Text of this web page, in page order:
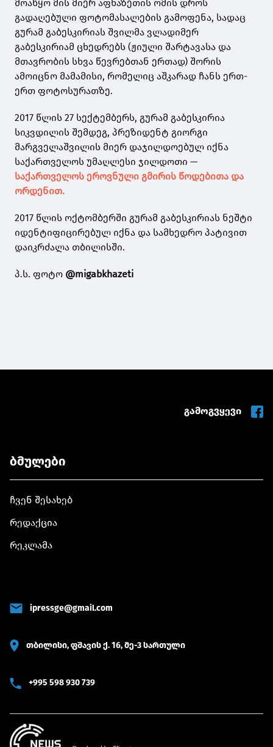
მოაწყო მის მიერ აფხაზეთის ომის დროს
გადაღებული ფოტომასალების გამოფენა, სადაც
გურამ გაბესკირიას შვილმა ვლადიმერ
გაბესკირიამ ცხედრებს (ჟიული შარტავასა და
მთავრობის სხვა წევრებთან ერთად) შორის
ამოიცნო მამამისი, რომელიც აშკარად ჩანს ერთ-
ერთ ფოტოსურათზე.
2017 წლის 27 სექტემბერს, გურამ გაბესკირია
სიკვდილის შემდეგ, პრეზიდენტ გიორგი
მარგველაშვილის მიერ დაჯილდოებულ იქნა
საქართველოს უმაღლესი ჯილდოთი —
საქართველოს ეროვნული გმირის წოდებითა და
ორდენით.
2017 წლის ოქტომბერში გურამ გაბესკირიას ნეშტი
იდენტიფიცირებულ იქნა და სამხედრო პატივით
დაიკრძალა თბილისში.
პ.ს. ფოტო @migabkhazeti
გამოგვყევი
ბმულები
ჩვენ შესახებ
რედაქცია
რეკლამა
ipressge@gmail.com
თბილისი, ფშავის ქ. 16, მე-3 სართული
+995 598 930 739